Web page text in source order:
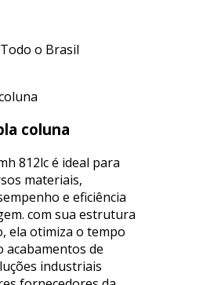
o Brasil
coluna
812lc é ideal para
materiais,
e eficiência
com sua estrutura
ela otimiza o tempo
de
industriais